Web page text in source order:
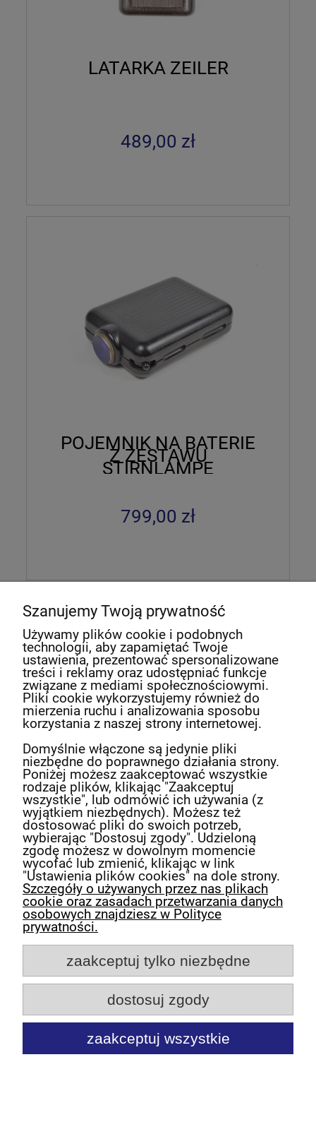
LATARKA ZEILER
489,00 zł
POJEMNIK NA BATERIE
Z ZESTAWU
STIRNLAMPE
799,00 zł
« 1 2 »
Newsletter
Podaj swój adres e-mail, jeżeli chcesz otrzymywać
informacje o nowościach i promocjach.
Twoje dane będą przetwarzane zgodnie z
nasząpolityką prywatności
Powered by Translate
O nas
Obsługa klienta
Pomoc
Moje konto
pokaż pełną wersję strony
Szanujemy Twoją prywatność
Używamy plików cookie i podobnych
technologii, aby zapamiętać Twoje
ustawienia, prezentować spersonalizowane
treści i reklamy oraz udostępniać funkcje
związane z mediami społecznościowymi.
Pliki cookie wykorzystujemy również do
mierzenia ruchu i analizowania sposobu
korzystania z naszej strony internetowej.
Domyślnie włączone są jedynie pliki
niezbędne do poprawnego działania strony.
Poniżej możesz zaakceptować wszystkie
rodzaje plików, klikając "Zaakceptuj
wszystkie", lub odmówić ich używania (z
wyjątkiem niezbędnych). Możesz też
dostosować pliki do swoich potrzeb,
wybierając "Dostosuj zgody". Udzieloną
zgodę możesz w dowolnym momencie
wycofać lub zmienić, klikając w link
"Ustawienia plików cookies" na dole strony.
Szczegóły o używanych przez nas plikach
cookie oraz zasadach przetwarzania danych
osobowych znajdziesz w Polityce
prywatności.
zaakceptuj tylko niezbędne
dostosuj zgody
zaakceptuj wszystkie